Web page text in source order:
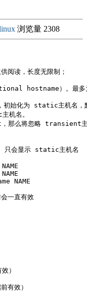
浏览量 2308
阅读，长度无限制；
hostname）。最多
初始化为 static主机名
机名。
那么将忽略 transient主
只会显示 static主机名
NAME
一直有效
）
有效）